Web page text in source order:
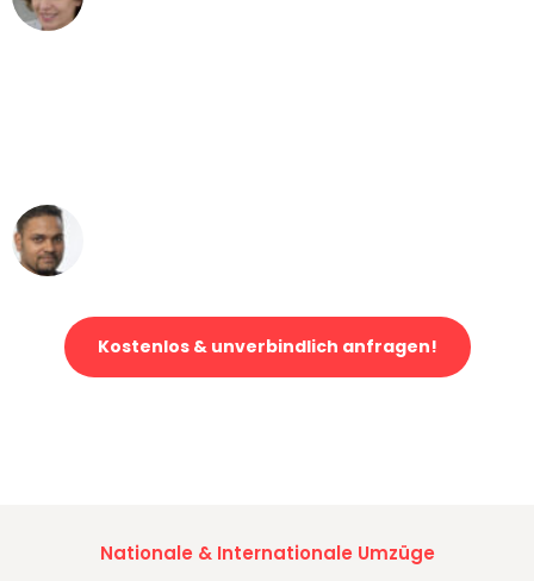
Kostenlos & unverbindlich anfragen!
Nationale & Internationale Umzüge